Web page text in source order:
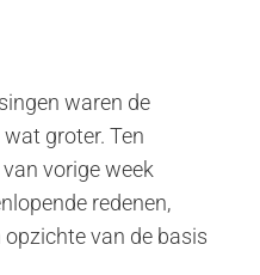
waren de
groter. Ten
vorige week
redenen,
van de basis